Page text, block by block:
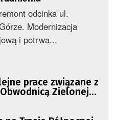
odcinka ul.
Modernizacja
i potrwa...
prace związane z
Zielonej